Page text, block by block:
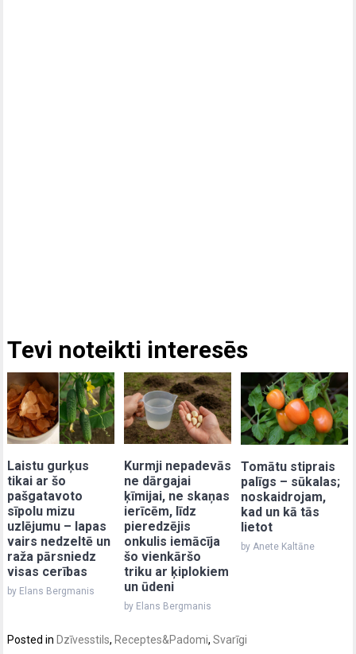
Tevi noteikti interesēs
Laistu gurķus
tikai ar šo
pašgatavoto
sīpolu mizu
uzlējumu – lapas
vairs nedzeltē un
raža pārsniedz
visas cerības
by Elans Bergmanis
Kurmji nepadevās
ne dārgajai
ķīmijai, ne skaņas
ierīcēm, līdz
pieredzējis
onkulis iemācīja
šo vienkāršo
triku ar ķiplokiem
un ūdeni
by Elans Bergmanis
Tomātu stiprais
palīgs – sūkalas;
noskaidrojam,
kad un kā tās
lietot
by Anete Kaltāne
Posted in Dzīvesstils, Receptes&Padomi,Svarīgi